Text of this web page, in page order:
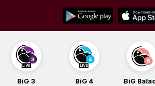
content
BiG 3 BiG 4 BiG